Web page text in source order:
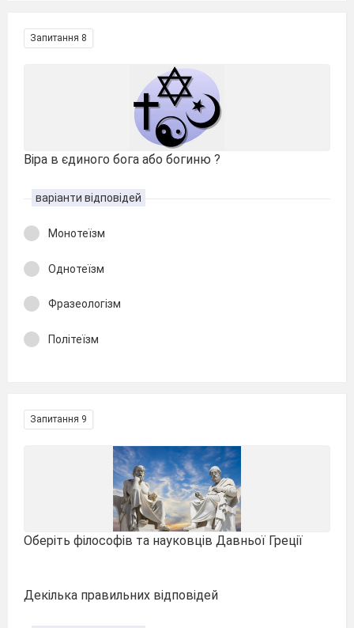
Запитання 8
Віра в єдиного бога або богиню ?
варіанти відповідей
Монотеїзм
Однотеїзм
Фразеологізм
Політеїзм
Запитання 9
Оберіть філософів та науковців Давньої Греції
Декілька правильних відповідей